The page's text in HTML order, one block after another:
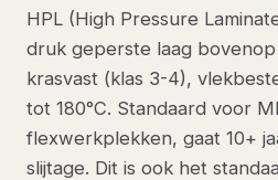
HPL (High Pressure
druk geperste laag
krasvast (klas 3-4),
tot 180°C. Standaard voor
flexwerkplekken, gaat 10+
slijtage. Dit is ook het